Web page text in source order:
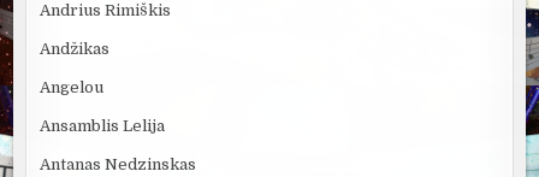
Andrius Rimiškis
Andžikas
Angelou
Ansamblis Lelija
Antanas Nedzinskas